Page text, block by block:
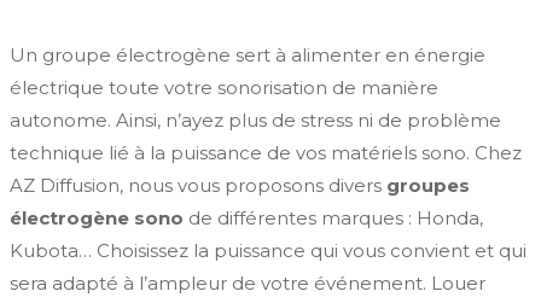
Un groupe électrogène sert à alimenter en énergie
électrique toute votre sonorisation de manière
autonome. Ainsi, n’ayez plus de stress ni de problème
technique lié à la puissance de vos matériels sono. Chez
AZ Diffusion, nous vous proposons divers groupes
électrogène sono de différentes marques : Honda,
Kubota… Choisissez la puissance qui vous convient et qui
sera adapté à l’ampleur de votre événement. Louer